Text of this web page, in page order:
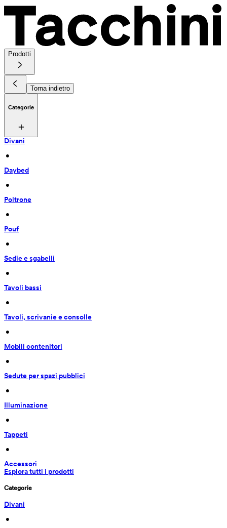
Prodotti
Torna indietro
Categorie
Divani
•
Daybed
•
Poltrone
•
Pouf
•
Sedie e sgabelli
•
Tavoli bassi
•
Tavoli, scrivanie e consolle
•
Mobili contenitori
•
Sedute per spazi pubblici
•
Illuminazione
•
Tappeti
•
Accessori
Esplora tutti i prodotti
Categorie
Divani
•